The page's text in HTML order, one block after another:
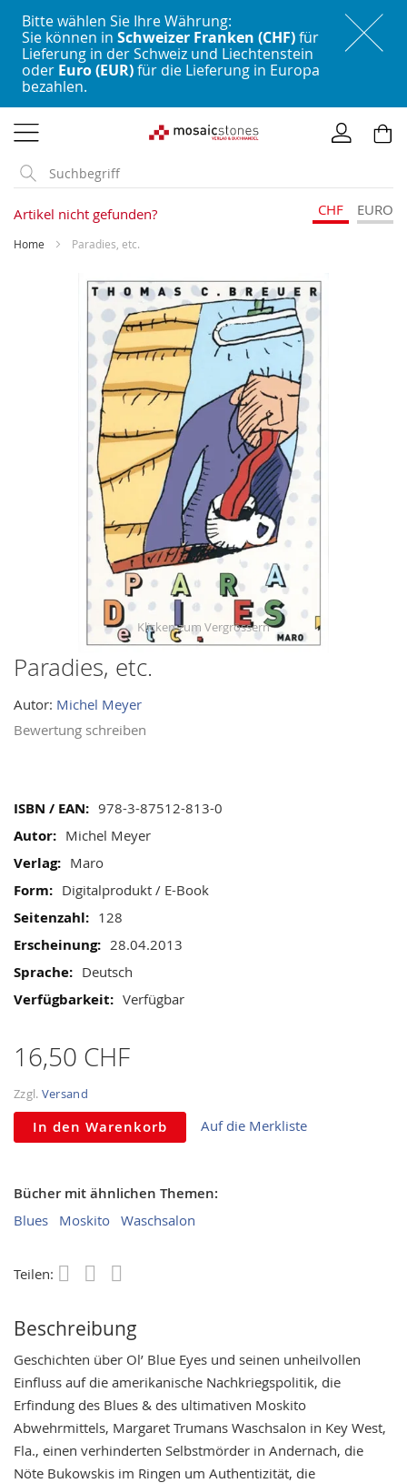
Bitte wählen Sie Ihre Währung:
Sie können in Schweizer Franken (CHF)für
Lieferung in der Schweiz und Liechtenstein
oder Euro (EUR)für die Lieferung in Europa
bezahlen.
zum
Inhalt
Artikel nicht gefunden? CHF EURO
Home Paradies, etc.
Paradies, etc.
Autor: Michel Meyer
Bewertung schreiben
Mehr
Informationen
978-3-87512-813-0
Michel Meyer
Maro
Digitalprodukt / E-Book
128
28.04.2013
Deutsch
Verfügbar
16,50 CHF
Zzgl. Versand
In den Warenkorb Auf die Merkliste
Bücher mit ähnlichen Themen:
Blues Moskito Waschsalon
Teilen:
Skip
the
beginning
gallery
Beschreibung
Geschichten über Ol’ Blue Eyes und seinen unheilvollen
Einfluss auf die amerikanische Nachkriegspolitik, die
Erfindung des Blues & des ultimativen Moskito
Abwehrmittels, Margaret Trumans Waschsalon in Key West,
Fla., einen verhinderten Selbstmörder in Andernach, die
Nöte Bukowskis im Ringen um Authentizität, die